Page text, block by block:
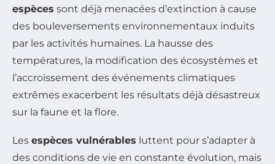
espèces sont déjà menacées d’extinction à cause
des bouleversements environnementaux induits
par les activités humaines. La hausse des
températures, la modification des écosystèmes et
l’accroissement des événements climatiques
extrêmes exacerbent les résultats déjà désastreux
sur la faune et la flore.
Les espèces vulnérables luttent pour s’adapter à
des conditions de vie en constante évolution, mais